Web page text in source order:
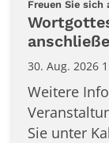
Freuen Sie sich
30. Aug. 2026
Weitere
Sie unter